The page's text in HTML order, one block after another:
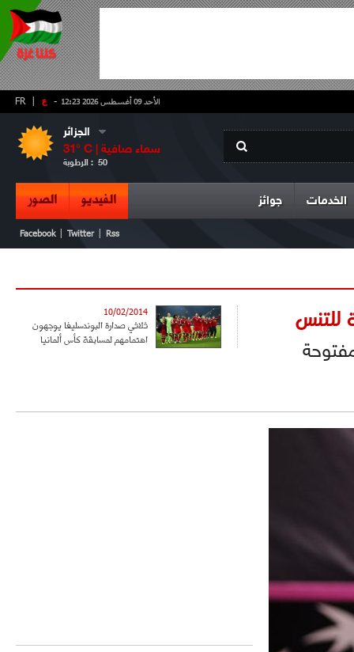
- ع FR الأحد 09 أغسطس 2026 12:23
الجزائر
31° C | سماء صافية
الرطوبة : 50
الخدمات جوائز الفيديو الصور
Facebook Twitter Rss
للتنس 10/02/2014
ثلاثي صدارة البوندسليغا يوجهون
اهتمامهم لمسابقة كأس ألمانيا